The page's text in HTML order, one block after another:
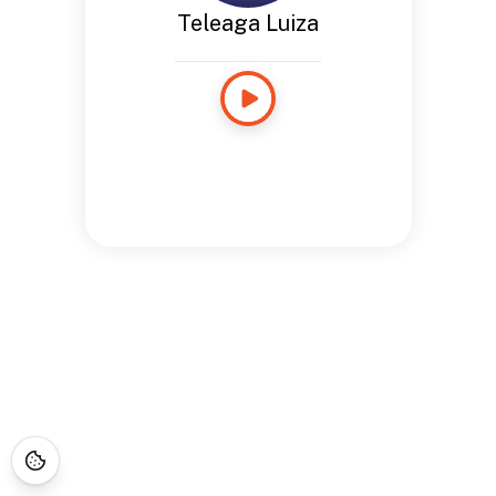
Teleaga Luiza